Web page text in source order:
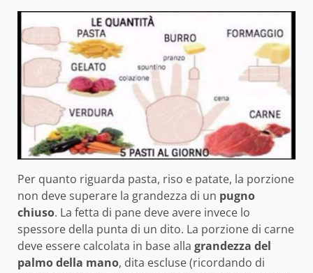
Per quanto riguarda pasta, riso e patate, la porzione
non deve superare la grandezza di un pugno
chiuso. La fetta di pane deve avere invece lo
spessore della punta di un dito. La porzione di carne
deve essere calcolata in base alla grandezza del
palmo della mano, dita escluse (ricordando di